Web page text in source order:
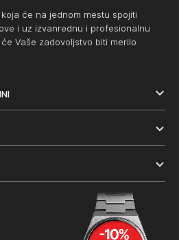
će na jednom mestu spojiti
i uz izvanrednu i profesionalnu
Vaše zadovoljstvo biti merilo